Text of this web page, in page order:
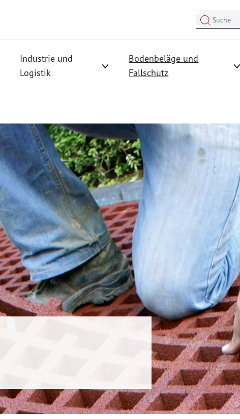
Untermenü für Kategorie Antirutschmatten anzeigen
Industrie und
Logistik
Untermenü für Kategorie Industrie
Bodenbeläge und
Fallschutz